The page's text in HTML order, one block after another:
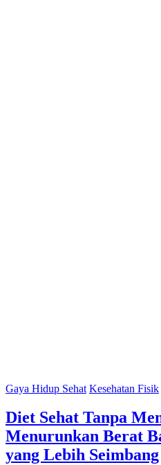
Gaya Hidup Sehat Kesehatan Fisik
Diet Sehat Tanpa
Menurunkan Berat
yang Lebih Seimbang